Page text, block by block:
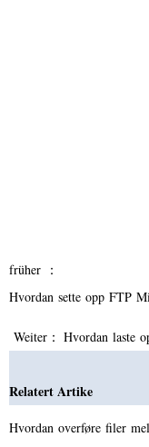
früher ：
Hvordan sette opp FTP
Weiter： Hvordan laste
Relatert Artike
Hvordan overføre filer